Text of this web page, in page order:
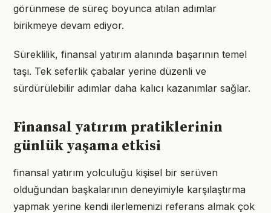
görünmese de süreç boyunca atılan adımlar
birikmeye devam ediyor.
Süreklilik, finansal yatırım alanında başarının temel
taşı. Tek seferlik çabalar yerine düzenli ve
sürdürülebilir adımlar daha kalıcı kazanımlar sağlar.
Finansal yatırım pratiklerinin
günlük yaşama etkisi
finansal yatırım yolculuğu kişisel bir serüven
olduğundan başkalarının deneyimiyle karşılaştırma
yapmak yerine kendi ilerlemenizi referans almak çok